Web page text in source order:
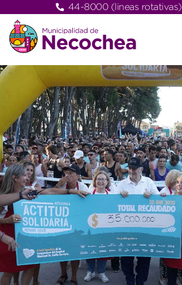
44-8000 (lineas rotativas)